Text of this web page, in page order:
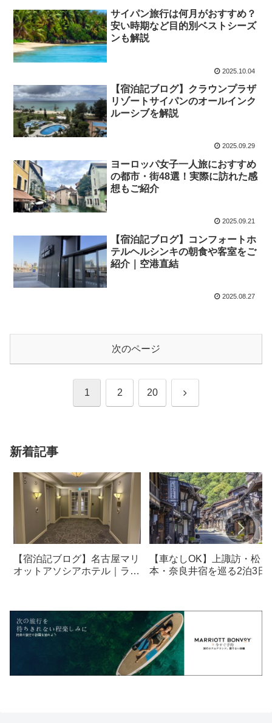
サイパン旅行は何月がおすすめ？
安い時期など目的別ベストシーズ
ンも解説
2025.10.04
【宿泊記ブログ】クラウンプラザ
リゾートサイパンのオールインク
ルーシブを解説
2025.09.29
ヨーロッパ女子一人旅におすすめ
の都市・街48選！実際に訪れた感
想もご紹介
2025.09.21
【宿泊記ブログ】コンフォートホ
テルヘルシンキの朝食や客室をご
紹介｜空港直結
2025.08.27
次のページ
1 2 20 次
新着記事
【宿泊記ブログ】名古屋マリ
オットアソシアホテル｜ラウ
【車なしOK】上諏訪・松
本・奈良井宿を巡る2泊3日